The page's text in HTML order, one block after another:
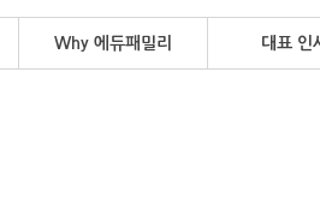
Why 에듀패밀리 대표 인